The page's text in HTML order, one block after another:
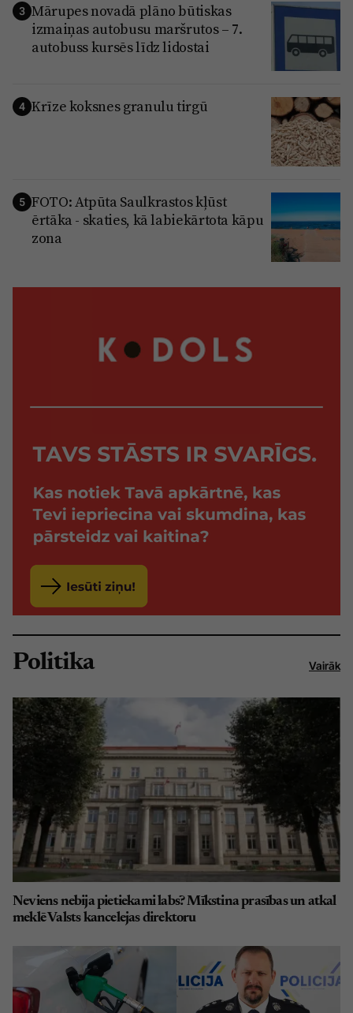
3 Mārupes novadā plāno būtiskas
izmaiņas autobusu maršrutos – 7.
autobuss kursēs līdz lidostai
4 Krīze koksnes granulu tirgū
5 FOTO: Atpūta Saulkrastos kļūst
ērtāka - skaties, kā labiekārtota kāpu
zona
Politika Vairāk
Neviens nebija pietiekami labs? Mīkstina prasības un atkal
meklē Valsts kancelejas direktoru